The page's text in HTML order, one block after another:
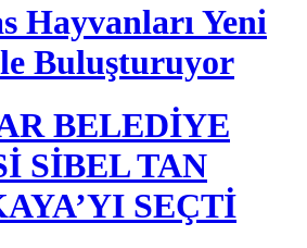
Hayvanları Yeni
Buluşturuyor
BELEDİYE
SİBEL TAN
SEÇTİ